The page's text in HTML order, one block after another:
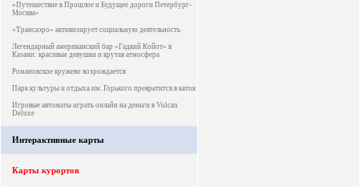
«Путешествие в Прошлое и Будущее дороги Петербург-
Москва»
«Трансаэро» активизирует социальную деятельность
Легендарный американский бар «Гадкий Койот» в
Казани: красивые девушки и крутая атмосфера
Романовское кружево возрождается
Парк культуры и отдыха им. Горького превратится в каток
Игровые автоматы играть онлайн на деньги в Vulcan
Deluxe
Интерактивные карты
Карты курортов